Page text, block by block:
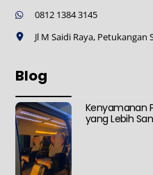
0812 1384 3145
Jl M Saidi Raya, Petukangan
Blog
Kenyamanan
yang Lebih